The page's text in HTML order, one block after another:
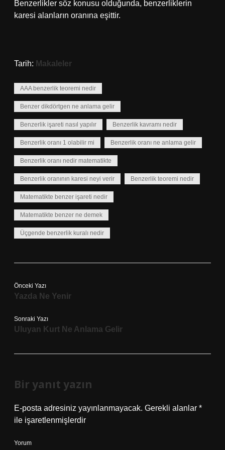
Benzerlikler söz konusu olduğunda, benzerliklerin
karesi alanların oranına eşittir.
Tarih: Makaleler
AAA benzerlik teoremi nedir
Benzer dikdörtgen ne anlama gelir
Benzerlik işareti nasıl yapılır Benzerlik kavramı nedir
Benzerlik oranı 1 olabilir mi Benzerlik oranı ne anlama gelir
Benzerlik oranı nedir matematikte
Benzerlik oranının karesi neyi verir Benzerlik teoremi nedir
Matematikte benzer işareti nedir
Matematikte benzer ne demek
Üçgende benzerlik kuralı nedir
Önceki Yazı
Yazda Ne Yenir
Sonraki Yazı
Uluyan Kurt Ne Anlama Gelir
Bir yanıt yazın
E-posta adresiniz yayınlanmayacak. Gerekli alanlar *
ile işaretlenmişlerdir
Yorum